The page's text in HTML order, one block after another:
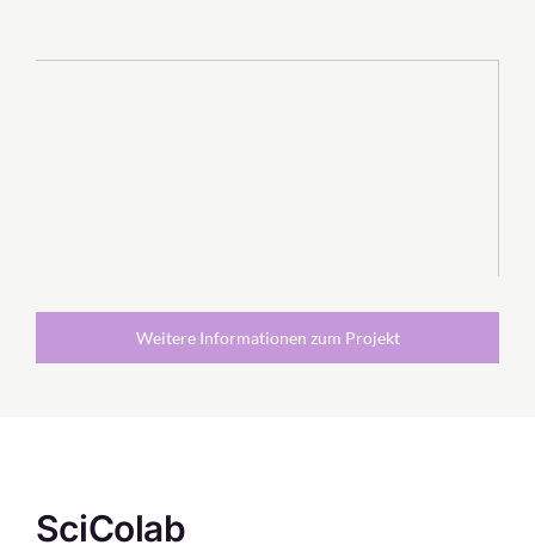
Weitere Informationen zum Projekt
SciColab